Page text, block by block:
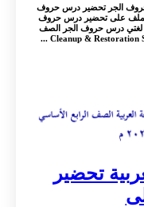
حروف الجر تحضير درس حروف
الملف على تحضير درس حروف
لغتي درس حروف الجر الصف
تحضير